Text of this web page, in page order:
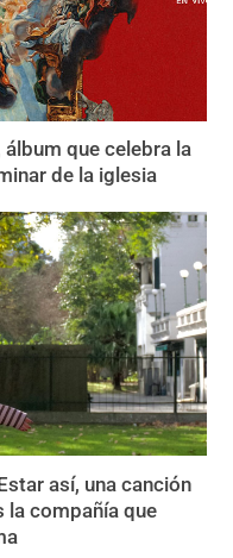
álbum que celebra la
de la iglesia
así, una canción
la compañía que